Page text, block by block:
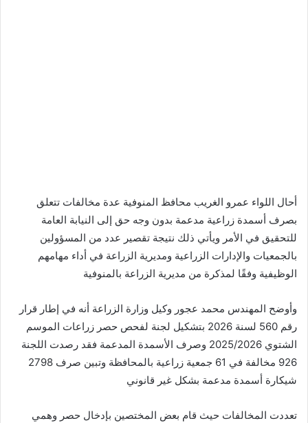
أحال اللواء عمرو الغريب محافظ المنوفية عدة مخالفات تتعلق
بصرف أسمدة زراعية مدعمة بدون وجه حق إلى النيابة العامة
للتحقيق في الأمر ويأتي ذلك نتيجة تقصير عدد من المسؤولين
بالجمعيات والإدارات الزراعية ومديرية الزراعة في أداء مهامهم
الوظيفية وفقًا لمذكرة من مديرية الزراعة بالمنوفية
وأوضح المهندس محمد عجور وكيل وزارة الزراعة أنه في إطار قرار
رقم 560 لسنة 2026 بتشكيل لجنة لفحص حصر زراعات الموسم
الشتوي 2025/2026 وصرف الأسمدة المدعمة فقد رصدت اللجنة
926 مخالفة في 61 جمعية زراعية بالمحافظة وتبين صرف 2798
شيكارة أسمدة مدعمة بشكل غير قانوني
تعددت المخالفات حيث قام بعض المختصين بإدخال حصر وهمي